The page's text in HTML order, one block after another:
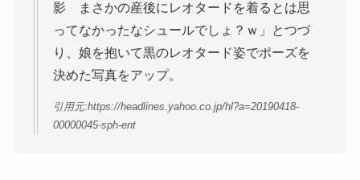
影 まさかの産後にレオタードを着るとは思
ってなかったなシュールでしょ？ｗ」とつづ
り、娘を抱いて黒のレオタード姿でポーズを
決めた写真をアップ。
引用元:https://headlines.yahoo.co.jp/hl?a=20190418-
00000045-sph-ent